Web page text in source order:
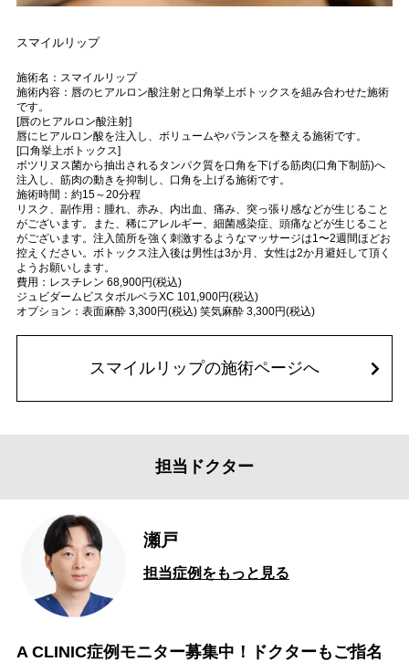
スマイルリップ
施術名：スマイルリップ
施術内容：唇のヒアルロン酸注射と口角挙上ボトックスを組み合わせた施術
です。
[唇のヒアルロン酸注射]
唇にヒアルロン酸を注入し、ボリュームやバランスを整える施術です。
[口角挙上ボトックス]
ボツリヌス菌から抽出されるタンパク質を口角を下げる筋肉(口角下制筋)へ
注入し、筋肉の動きを抑制し、口角を上げる施術です。
施術時間：約15～20分程
リスク、副作用：腫れ、赤み、内出血、痛み、突っ張り感などが生じること
がございます。また、稀にアレルギー、細菌感染症、頭痛などが生じること
がございます。注入箇所を強く刺激するようなマッサージは1〜2週間ほどお
控えください。ボトックス注入後は男性は3か月、女性は2か月避妊して頂く
ようお願いします。
費用：レスチレン 68,900円(税込)
ジュビダームビスタボルベラXC 101,900円(税込)
オプション：表面麻酔 3,300円(税込) 笑気麻酔 3,300円(税込)
スマイルリップの施術ページへ
担当ドクター
瀬戸
担当症例をもっと見る
A CLINIC症例モニター募集中！ドクターもご指名